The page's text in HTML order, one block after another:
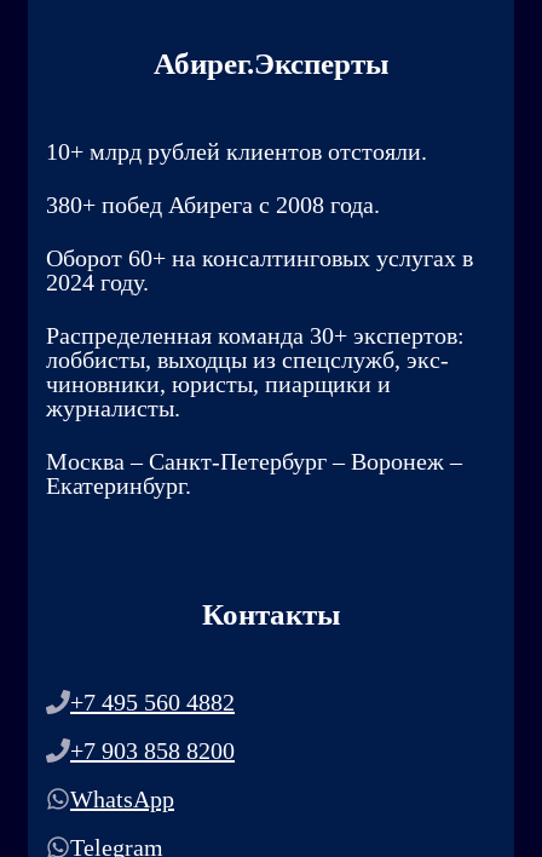
Абирег.Эксперты
10+ млрд рублей клиентов отстояли.
380+ побед Абирега с 2008 года.
Оборот 60+ на консалтинговых услугах в
2024 году.
Распределенная команда 30+ экспертов:
лоббисты, выходцы из спецслужб, экс-
чиновники, юристы, пиарщики и
журналисты.
Москва – Санкт-Петербург – Воронеж –
Екатеринбург.
Контакты
+7 495 560 4882
+7 903 858 8200
WhatsApp
Telegram